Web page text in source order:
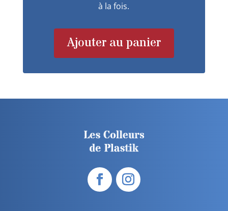
à la fois.
Ajouter au panier